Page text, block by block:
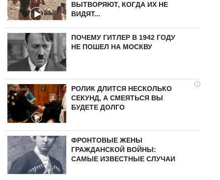
ВЫТВОРЯЮТ, КОГДА ИХ НЕ
ВИДЯТ...
ПОЧЕМУ ГИТЛЕР В 1942 ГОДУ
НЕ ПОШЕЛ НА МОСКВУ
i
РОЛИК ДЛИТСЯ НЕСКОЛЬКО
СЕКУНД, А СМЕЯТЬСЯ ВЫ
БУДЕТЕ ДОЛГО
ФРОНТОВЫЕ ЖЕНЫ
ГРАЖДАНСКОЙ ВОЙНЫ:
САМЫЕ ИЗВЕСТНЫЕ СЛУЧАИ